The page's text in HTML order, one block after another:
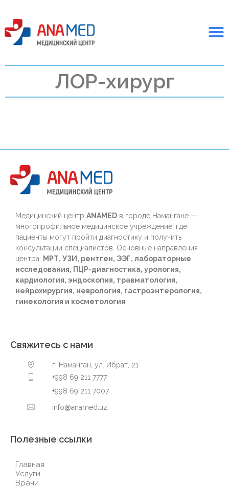
ЛОР-хирург
Медицинский центр ANAMED в городе Намангане —
многопрофильное медицинское учреждение, где
пациенты могут пройти диагностику и получить
консультации специалистов. Основные направления
центра: МРТ, УЗИ, рентген, ЭЭГ, лабораторные
исследования, ПЦР-диагностика, урология,
кардиология, эндоскопия, травматология,
нейрохирургия, неврология, гастроэнтерология,
гинекология и косметология.
Свяжитесь с нами
г. Наманган, ул. Ибрат, 21
+998 69 211 7777
+998 69 211 7007
info@anamed.uz
Полезные ссылки
Главная
Услуги
Врачи